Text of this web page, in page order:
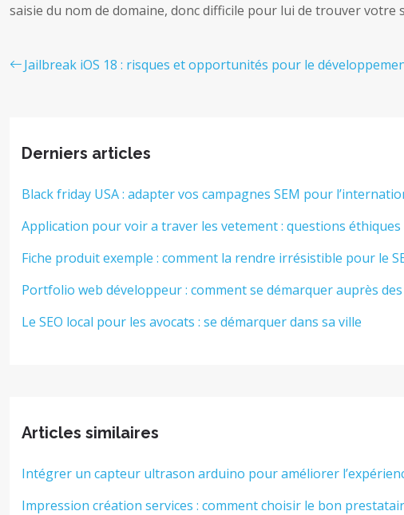
saisie du nom de domaine, donc difficile pour lui de trouver votre
Jailbreak iOS 18 : risques et opportunités pour le
Derniers articles
Black friday USA : adapter vos campagnes SEM pour
Application pour voir a traver les vetement : questions
Fiche produit exemple : comment la rendre irrésistible pour le
Portfolio web développeur : comment se démarquer auprès
Le SEO local pour les avocats : se démarquer dans sa ville
Articles similaires
Intégrer un capteur ultrason arduino pour améliorer
Impression création services : comment choisir le bon